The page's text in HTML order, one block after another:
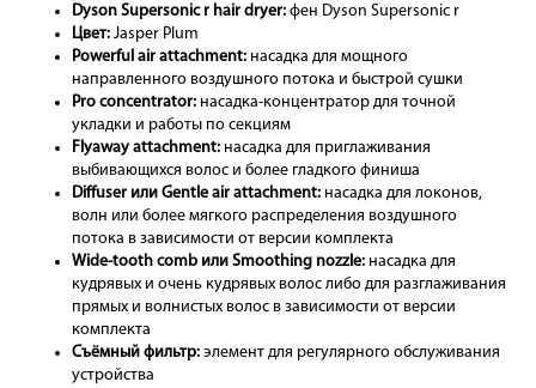
Dyson Supersonic r hair dryer: фен Dyson Supersonic r
Цвет: Jasper Plum
Powerful air attachment: насадка для мощного
направленного воздушного потока и быстрой сушки
Pro concentrator: насадка-концентратор для точной
укладки и работы по секциям
Flyaway attachment: насадка для приглаживания
выбивающихся волос и более гладкого финиша
Diffuser или Gentle air attachment: насадка для локонов,
волн или более мягкого распределения воздушного
потока в зависимости от версии комплекта
Wide-tooth comb или Smoothing nozzle: насадка для
кудрявых и очень кудрявых волос либо для разглаживания
прямых и волнистых волос в зависимости от версии
комплекта
Съёмный фильтр: элемент для регулярного обслуживания
устройства